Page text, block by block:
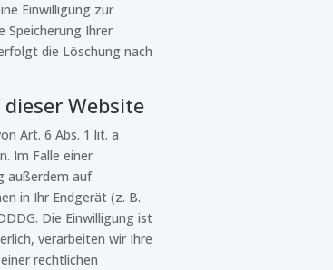
Einwilligung zur
Speicherung Ihrer
die Löschung nach
Website
Art. 6 Abs. 1 lit. a
Im Falle einer
außerdem auf
in Ihr Endgerät (z. B.
Die Einwilligung ist
verarbeiten wir Ihre
rechtlichen